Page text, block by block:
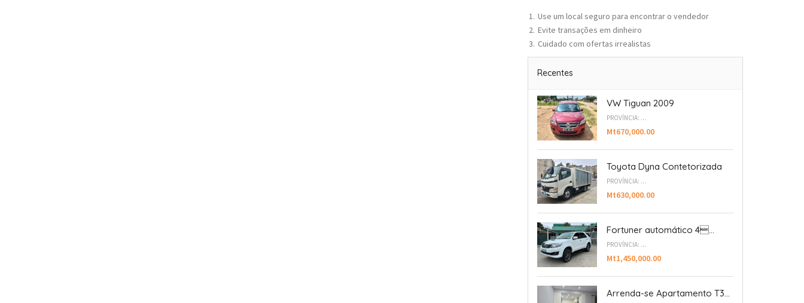
Use um local seguro para encontrar o vendedor
Evite transações em dinheiro
Cuidado com ofertas irrealistas
Recentes
VW Tiguan 2009
PROVÍNCIA: ...
Mt670,000.00
Toyota Dyna Contetorizada
PROVÍNCIA: ...
Mt630,000.00
Fortuner automático 4...
PROVÍNCIA: ...
Mt1,450,000.00
Arrenda-se Apartamento T3...